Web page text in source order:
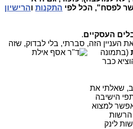
לפסח", הכל לפי התקנות והרישיון
.
העניין הזה, סברתי, בלי לבדוק, שזה
(בתמונה
כבר
שאלתי את
הישיבה
למצוא
הרשות
לינק